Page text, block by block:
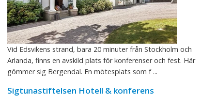
Vid Edsvikens strand, bara 20 minuter från Stockholm och
Arlanda, finns en avskild plats för konferenser och fest. Här
gömmer sig Bergendal. En mötesplats som f ...
Sigtunastiftelsen Hotell & konferens